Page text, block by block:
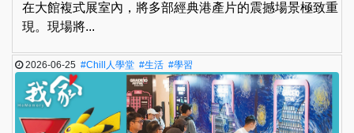
在大館複式展室內，將多部經典港產片的震撼場景極致重
現。現場將...
2026-06-25#Chill人學堂 #生活 #學習